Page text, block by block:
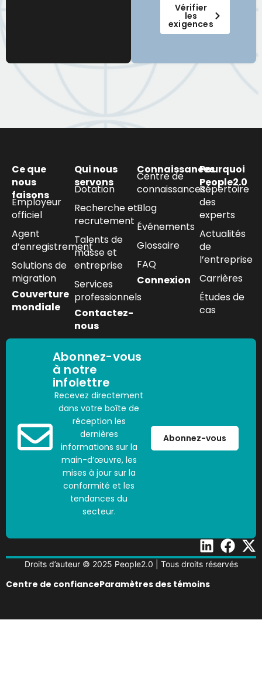
Vérifier
les
exigences
Ce que
nous
faisons
Employeur
officiel
Agent
d’enregistrement
Solutions de
migration
Couverture
mondiale
Qui nous
servons
Dotation
Recherche et
recrutement
Talents de
masse et
entreprise
Services
professionnels
Contactez-
nous
Connaissances
Centre de
connaissances
Blog
Événements
Glossaire
FAQ
Connexion
Pourquoi
People2.0
Répertoire
des
experts
Actualités
de
l’entreprise
Carrières
Études de
cas
Abonnez-vous
à notre
infolettre
Recevez directement
dans votre boîte de
réception les
dernières
informations sur la
main-d’œuvre, les
mises à jour sur la
conformité et les
tendances du
secteur.
Abonnez-vous
Droits d’auteur © 2025 People2.0 | Tous droits réservés
Centre de confianceParamètres des témoins